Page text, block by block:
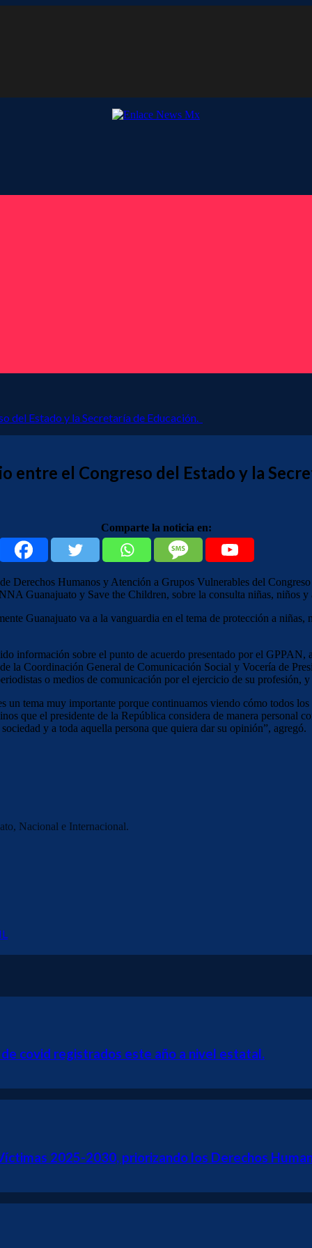
del Estado y la Secretaría de Educación.
entre el Congreso del Estado y la
Comparte la noticia en:
Derechos Humanos y Atención a Grupos Vulnerables del
Guanajuato y Save the Children, sobre la consulta niñas, niños y
Guanajuato va a la vanguardia en el tema de protección a
información sobre el punto de acuerdo presentado por el GPPAN,
la Coordinación General de Comunicación Social y Vocería de
o medios de comunicación por el ejercicio de su profesión,
tema muy importante porque continuamos viendo cómo todos
que el presidente de la República considera de manera personal
y a toda aquella persona que quiera dar su opinión”, agregó.
Nacional e Internacional.
covid registrados este año a nivel estatal.
2025-2030, priorizando los Derechos